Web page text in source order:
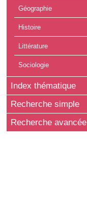
Géographie
Histoire
Littérature
Sociologie
Index thématique
Recherche simple
Recherche avancée